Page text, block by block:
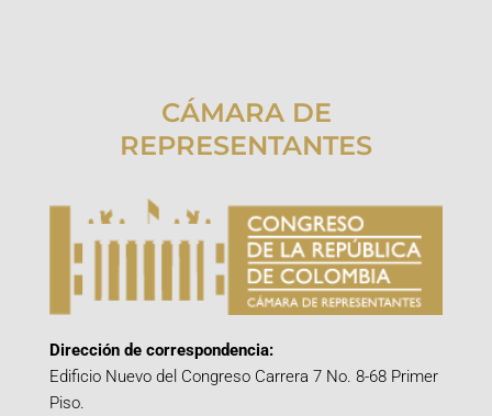
CÁMARA DE
REPRESENTANTES
Dirección de correspondencia:
Edificio Nuevo del Congreso Carrera 7 No. 8-68 Primer
Piso.